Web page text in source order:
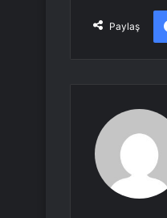
Paylaş